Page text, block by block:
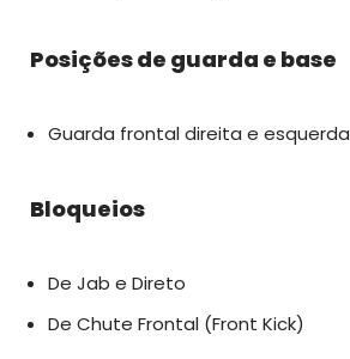
Posições de guarda e base
Guarda frontal direita e esquerda
Bloqueios
De Jab e Direto
De Chute Frontal (Front Kick)